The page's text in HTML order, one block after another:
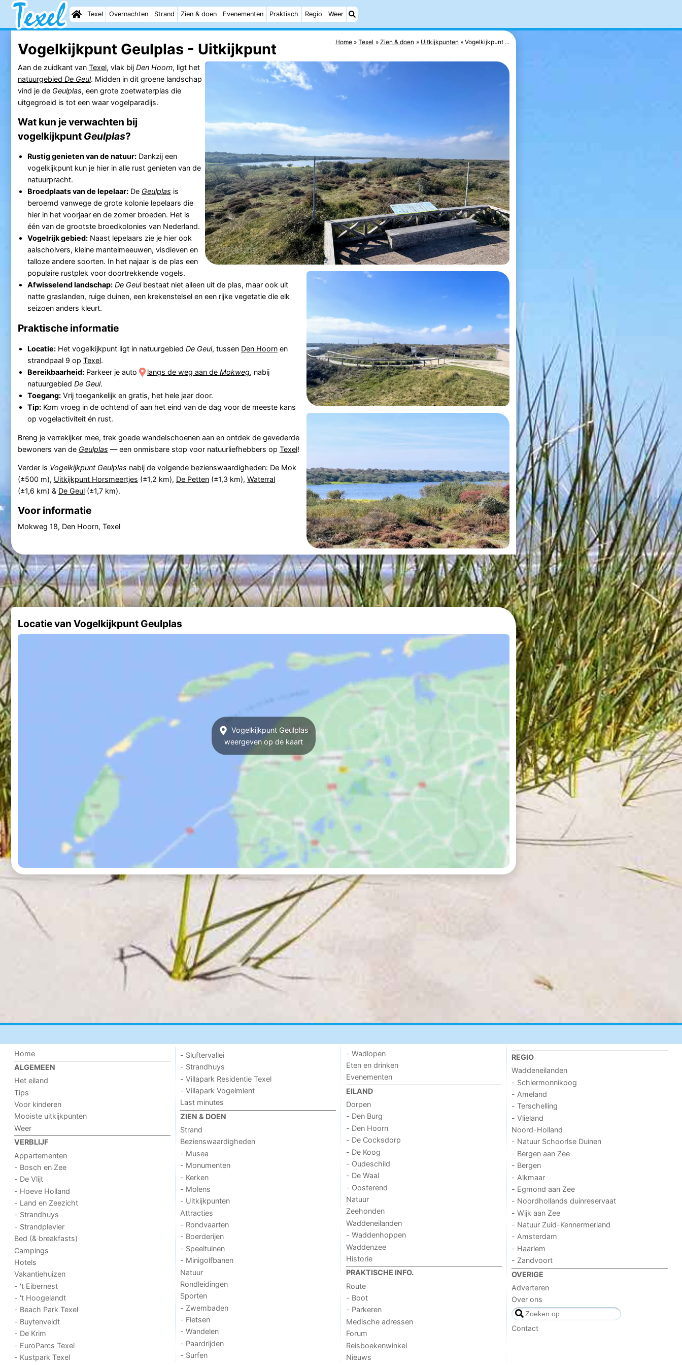
Texel Overnachten Strand Zien & doen Evenementen Praktisch Regio Weer
Home Texel Zien & doen Uitkijkpunten Vogelkijkpunt ...
Vogelkijkpunt Geulplas - Uitkijkpunt
Aan de zuidkant van Texel, vlak bij Den Hoorn, ligt het
natuurgebied De Geul. Midden in dit groene landschap
vind je de Geulplas, een grote zoetwaterplas die
uitgegroeid is tot een waar vogelparadijs.
Wat kun je verwachten bij
vogelkijkpunt Geulplas?
Rustig genieten van de natuur:Dankzij een
vogelkijkpunt kun je hier in alle rust genieten van de
natuurpracht.
Broedplaats van de lepelaar:De Geulplas is
beroemd vanwege de grote kolonie lepelaars die
hier in het voorjaar en de zomer broeden. Het is
één van de grootste broedkolonies van Nederland.
Vogelrijk gebied:Naast lepelaars zie je hier ook
aalscholvers, kleine mantelmeeuwen, visdieven en
talloze andere soorten. In het najaar is de plas een
populaire rustplek voor doortrekkende vogels.
Afwisselend landschap: De Geulbestaat niet alleen uit de plas, maar ook uit
natte graslanden, ruige duinen, een krekenstelsel en een rijke vegetatie die elk
seizoen anders kleurt.
Praktische informatie
Locatie:Het vogelkijkpunt ligt in natuurgebied De Geul, tussen Den Hoornen
strandpaal 9 op Texel.
Bereikbaarheid:Parkeer je auto langs de weg aan deMokweg, nabij
natuurgebied De Geul.
Toegang:Vrij toegankelijk en gratis, het hele jaar door.
Tip:Kom vroeg in de ochtend of aan het eind van de dag voor de meeste kans
op vogelactiviteit én rust.
Breng je verrekijker mee, trek goede wandelschoenen aan en ontdek de gevederde
bewoners van de Geulplas — een onmisbare stop voor natuurliefhebbers op Texel!
Verder is Vogelkijkpunt Geulplas nabij de volgende bezienswaardigheden: De Mok
(±500 m), Uitkijkpunt Horsmeertjes (±1,2 km), De Petten(±1,3 km), Waterral
(±1,6 km) & De Geul(±1,7 km).
Voor informatie
Mokweg 18, Den Hoorn, Texel
Locatie van Vogelkijkpunt Geulplas
Vogelkijkpunt Geulplas
weergeven op de kaart
Home
ALGEMEEN
Het eiland
Tips
Voor kinderen
Mooiste uitkijkpunten
Weer
VERBLIJF
Appartementen
- Bosch en Zee
- De Vlijt
- Hoeve Holland
- Land en Zeezicht
- Strandhuys
- Strandplevier
Bed (& breakfasts)
Campings
Hotels
Vakantiehuizen
- 't Eibernest
- 't Hoogelandt
- Beach Park Texel
- Buytenveldt
- De Krim
- EuroParcs Texel
- Kustpark Texel
- Sluftervallei
- Strandhuys
- Villapark Residentie Texel
- Villapark Vogelmient
Last minutes
ZIEN & DOEN
Strand
Bezienswaardigheden
- Musea
- Monumenten
- Kerken
- Molens
- Uitkijkpunten
Attracties
- Rondvaarten
- Boerderijen
- Speeltuinen
- Minigolfbanen
Natuur
Rondleidingen
Sporten
- Zwembaden
- Fietsen
- Wandelen
- Paardrijden
- Surfen
- Wadlopen
Eten en drinken
Evenementen
EILAND
Dorpen
- Den Burg
- Den Hoorn
- De Cocksdorp
- De Koog
- Oudeschild
- De Waal
- Oosterend
Natuur
Zeehonden
Waddeneilanden
- Waddenhoppen
Waddenzee
Historie
PRAKTISCHE INFO.
Route
- Boot
- Parkeren
Medische adressen
Forum
Reisboekenwinkel
Nieuws
REGIO
Waddeneilanden
- Schiermonnikoog
- Ameland
- Terschelling
- Vlieland
Noord-Holland
- Natuur Schoorlse Duinen
- Bergen aan Zee
- Bergen
- Alkmaar
- Egmond aan Zee
- Noordhollands duinreservaat
- Wijk aan Zee
- Natuur Zuid-Kennermerland
- Amsterdam
- Haarlem
- Zandvoort
OVERIGE
Adverteren
Over ons
Contact